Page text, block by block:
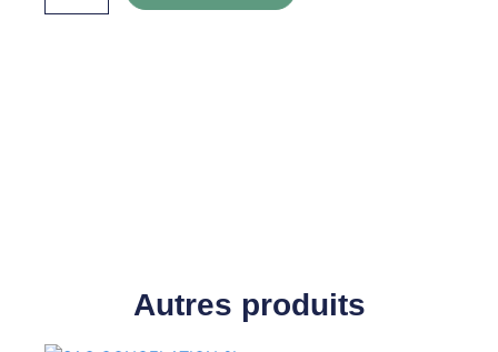
Autres produits